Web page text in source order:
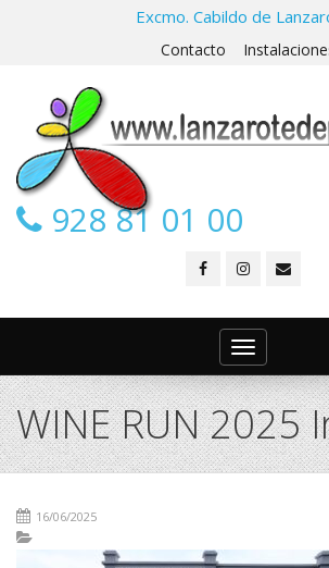
Excmo. Cabildo de
Contacto
928 81 01 00
Toggle
navigation
WINE RUN 2025
16/06/2025